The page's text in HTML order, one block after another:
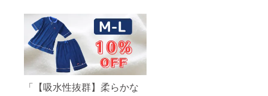
「【吸水性抜群】柔らかな